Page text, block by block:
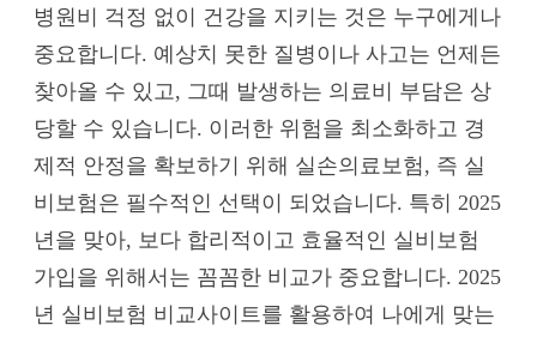
병원비 걱정 없이 건강을 지키는 것은 누구에게나
중요합니다. 예상치 못한 질병이나 사고는 언제든
찾아올 수 있고, 그때 발생하는 의료비 부담은 상
당할 수 있습니다. 이러한 위험을 최소화하고 경
제적 안정을 확보하기 위해 실손의료보험, 즉 실
비보험은 필수적인 선택이 되었습니다. 특히 2025
년을 맞아, 보다 합리적이고 효율적인 실비보험
가입을 위해서는 꼼꼼한 비교가 중요합니다. 2025
년 실비보험 비교사이트를 활용하여 나에게 맞는